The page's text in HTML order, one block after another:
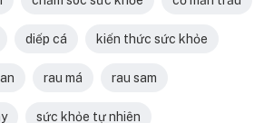
diếp cá kiến thức sức khỏe
rau má rau sam
sức khỏe tự nhiên